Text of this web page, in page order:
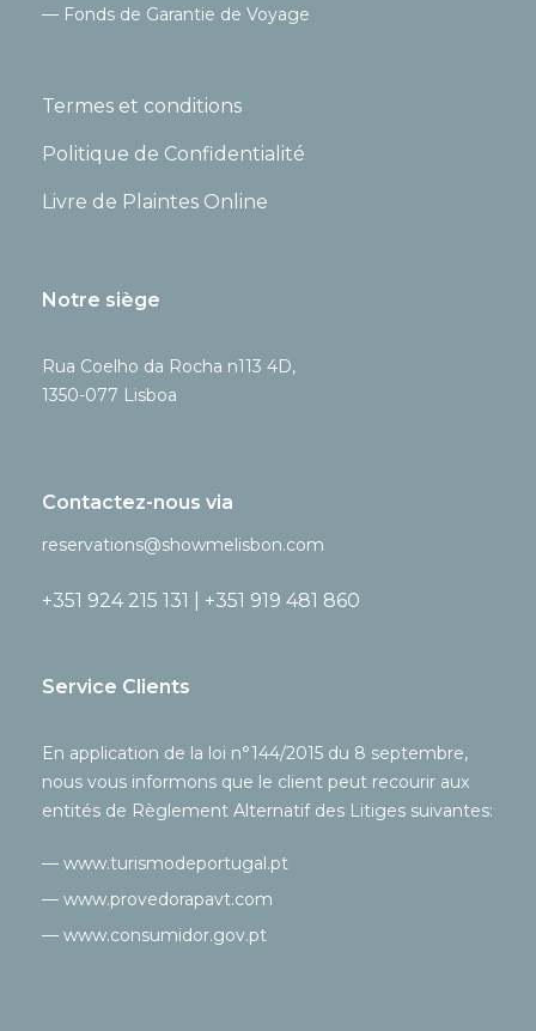
Notre siège
Rua Coelho da Rocha n113 4D,
1350-077 Lisboa
Contactez-nous via
reservations@showmelisbon.com
+351 924 215 131 | +351 919 481 860
— Fonds de Garantie de Voyage
Termes et conditions
Politique de Confidentialité
Livre de Plaintes Online
Service Clients
En application de la loi n°144/2015 du 8 septembre,
nous vous informons que le client peut recourir aux
entités de Règlement Alternatif des Litiges suivantes:
— www.turismodeportugal.pt
— www.provedorapavt.com
— www.consumidor.gov.pt